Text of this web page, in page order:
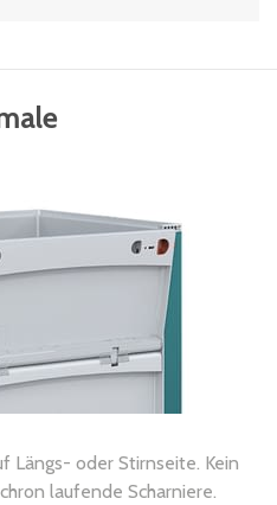
Längs- oder Stirnseite. Kein
laufende Scharniere.